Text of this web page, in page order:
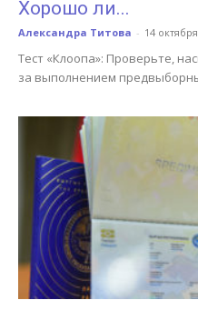
Хорошо ли...
Александра Титова - 14
Тест «Клоопа»: Проверьте,
за выполнением